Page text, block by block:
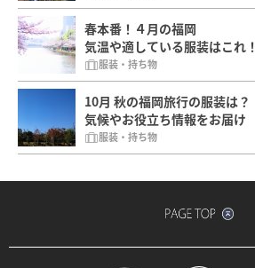
春本番！４月の福岡
気温や適している服装はこれ！
服装・持ち物
10月 秋の福岡旅行の服装は？
気候やお役立ち情報をお届け
服装・持ち物